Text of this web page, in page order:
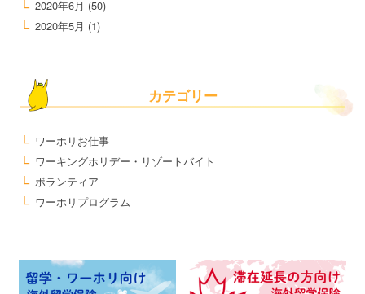
2020年6月 (50)
2020年5月 (1)
カテゴリー
ワーホリお仕事
ワーキングホリデー・リゾートバイト
ボランティア
ワーホリプログラム